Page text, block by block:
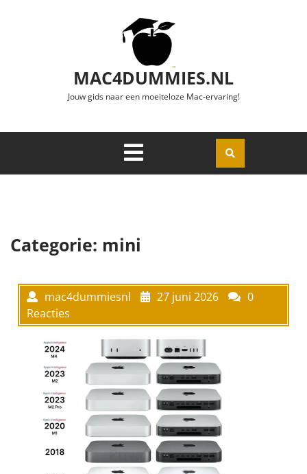
MAC4DUMMIES.NL
Jouw gids naar een moeiteloze Mac-ervaring!
Openen
Categorie: mini
mac4dummiesnl 27 juni 2026
0
Reacties